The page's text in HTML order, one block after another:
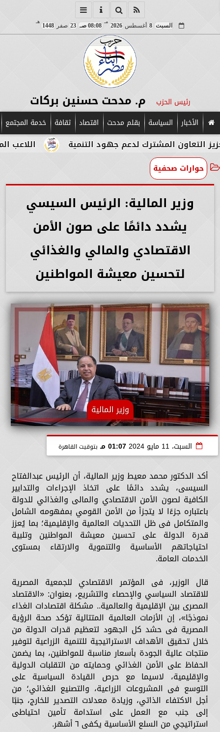
السبت 8 أغسطس 2026
مـ
08:08 صـ 23 صفر 1448
هـ
رئيس الحزب م. مدحت حسنين بركات
الأخبار السياسة بقلم مدحت اقتصاد ثقافة خدمة المجتمع
اللاعب المصري المشترك لدعم جهود التنمية
حوارات صحفية
وزير المالية: الرئيس السيسي
يشدد دائمًا على صون الأمن
الاقتصادي والمالي والغذائي
لتحسين معيشة المواطنين
وزير المالية
السبت، 11 مايو 2024 01:07 مـ بتوقيت القاهرة
أكد الدكتور محمد معيط وزير المالية، أن الرئيس عبدالفتاح
السيسى، يشدد دائمًا على اتخاذ الإجراءات والتدابير
الكافية لصون الأمن الاقتصادي والمالى والغذائي للدولة
باعتباره جزءًا لا يتجزأ من الأمن القومي بمفهومه الشامل
والمتكامل فى ظل التحديات العالمية والإقليمية؛ بما يُعزز
قدرة الدولة على تحسين معيشة المواطنين وتلبية
احتياجاتهم الأساسية والتنموية والارتقاء بمستوى
الخدمات العامة.
قال الوزير، فى المؤتمر الاقتصادي للجمعية المصرية
للاقتصاد السياسي والإحصاء والتشريع، بعنوان: «الاقتصاد
المصرى بين الإقليمية والعالمية.. مشكلة اقتصادات الغذاء
نموذجًا»، إن الأزمات العالمية المتتالية تؤكد صحة الرؤية
المصرية فى حشد كل الجهود لتعظيم قدرات الدولة من
خلال تحقيق الأهداف الاستراتيجية للتنمية الزراعية لتوفير
منتجات عالية الجودة بأسعار مناسبة للمواطنين، بما يضمن
الحفاظ على الأمن الغذائي وحمايته من التقلبات الدولية
والإقليمية، لاسيما مع حرص القيادة السياسية على
التوسع فى المشروعات الزراعية، والتصنيع الغذائي؛ من
أجل الاكتفاء الذاتي، وزيادة معدلات التصدير للخارج، جنبًا
إلى جنب مع العمل على استدامة تأمين احتياطى
استراتيجي من السلع الأساسية يكفى ٦ أشهر.